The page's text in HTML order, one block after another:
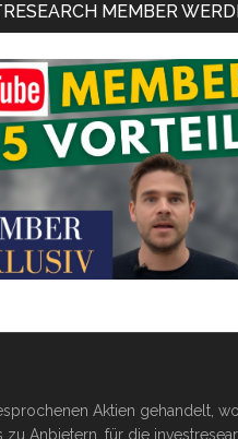
MEMBER
Aktien gehandelt,
Anbietern, für die